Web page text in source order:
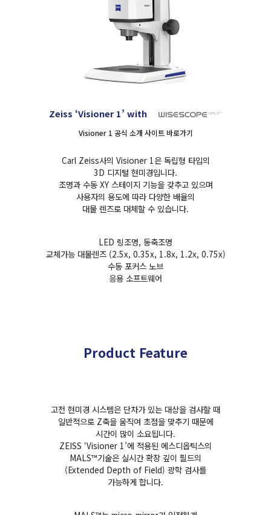
Zeiss ‘Visioner 1’ with
Visioner 1 공식 소개 사이트 바로가기
Carl Zeiss사의 Visioner 1은 독립형 타입의
3D 디지털 현미경입니다.
조명과 수동 XY 스테이지 기능을 갖추고 있으며
사용자의 용도에 따라 다양한 배율의
대물 렌즈로 대체할 수 있습니다.
LED 링조명, 동축조명
교체가능 대물렌즈 (2.5x, 0.35x, 1.8x, 1.2x, 0.75x)
수동 포커스 노브
응용 소프트웨어
Product Feature
고전 현미경 시스템은 단차가 있는 대상을 검사할 때
일반적으로 Z축을 움직여 초점을 맞추기 때문에
시간이 많이 소요됩니다.
ZEISS ‘Visioner 1’에 적용된 에스디옵틱스의
MALS™기술은 실시간 확장 깊이 필드의
(Extended Depth of Field) 광학 검사를
가능하게 합니다.